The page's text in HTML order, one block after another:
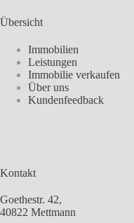
Übersicht
Immobilien
Leistungen
Immobilie verkaufen
Über uns
Kundenfeedback
Kontakt
Goethestr. 42,
40822 Mettmann